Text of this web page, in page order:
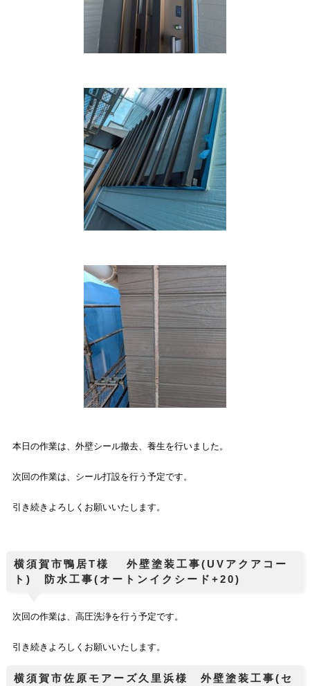
本日の作業は、 外壁シール撤去、養生を行いました。
次回の作業は、シール打設を行う予定です。
引き続きよろしくお願いいたします。
横須賀市鴨居T様 外壁塗装工事(UVアクアコー
ト) 防水工事(オートンイクシード+20)
次回の作業は、高圧洗浄を行う予定です。
引き続きよろしくお願いいたします。
横須賀市佐原モアーズ久里浜様 外壁塗装工事(セ